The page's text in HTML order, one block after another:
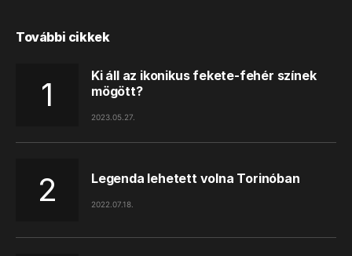
További cikkek
Ki áll az ikonikus fekete-fehér színek
mögött?
2023.05.27.
Legenda lehetett volna Torinóban
2022.07.18.